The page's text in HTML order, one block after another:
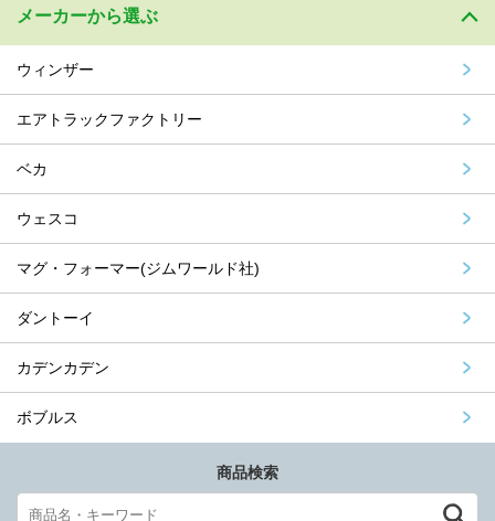
メーカーから選ぶ
ウィンザー
エアトラックファクトリー
ベカ
ウェスコ
マグ・フォーマー(ジムワールド社)
ダントーイ
カデンカデン
ボブルス
商品検索